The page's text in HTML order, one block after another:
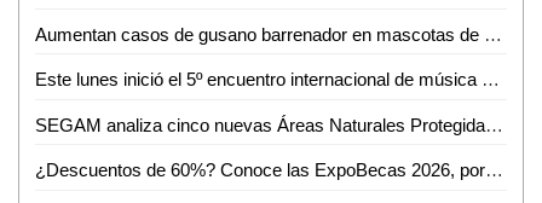
Aumentan casos de gusano barrenador en mascotas de Ciudad Valles
Este lunes inició el 5º encuentro internacional de música de cámara
SEGAM analiza cinco nuevas Áreas Naturales Protegidas para frenar la deforestación en San Luis Potosí
¿Descuentos de 60%? Conoce las ExpoBecas 2026, por primera vez en Ciudad Valles